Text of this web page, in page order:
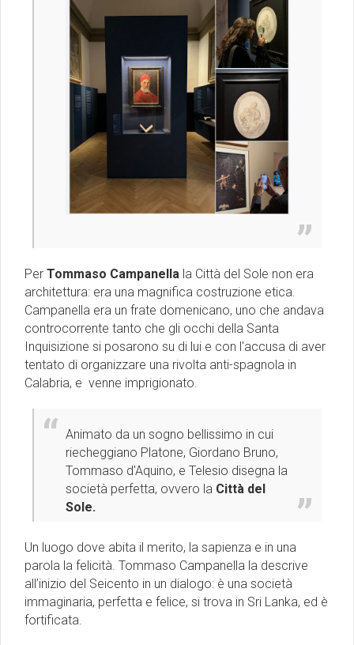
Per Tommaso Campanella la Città del Sole non era
architettura: era una magnifica costruzione etica.
Campanella era un frate domenicano, uno che andava
controcorrente tanto che gli occhi della Santa
Inquisizione si posarono su di lui e con l'accusa di aver
tentato di organizzare una rivolta anti-spagnola in
Calabria, e venne imprigionato.
Animato da un sogno bellissimo in cui
riecheggiano Platone, Giordano Bruno,
Tommaso d'Aquino, e Telesio disegna la
società perfetta, ovvero la Città del
Sole.
Un luogo dove abita il merito, la sapienza e in una
parola la felicità. Tommaso Campanella la descrive
all’inizio del Seicento in un dialogo: è una società
immaginaria, perfetta e felice, si trova in Sri Lanka, ed è
fortificata.